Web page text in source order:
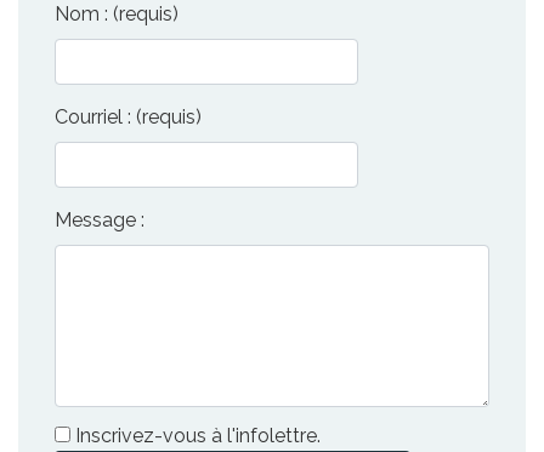
Nom : (requis)
Courriel : (requis)
Message :
Inscrivez-vous à l'infolettre.